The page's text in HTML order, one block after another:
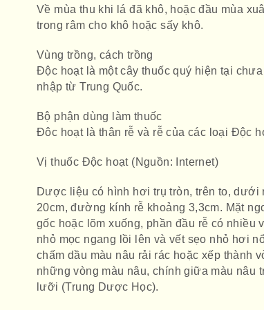
Về mùa thu khi lá đã khô, hoặc đầu mùa
trong râm cho khô hoặc sấy khô.
Vùng trồng, cách trồng
Độc hoạt là một cây thuốc quý hiện tại
nhập từ Trung Quốc.
Bộ phận dùng làm thuốc
Đôc hoạt là thân rễ và rễ của các loại Độc
Vị thuốc Độc hoạt (Nguồn: Internet)
Dược liệu có hình hơi trụ tròn, trên to,
20cm, đường kính rễ khoảng 3,3cm. Mặt
gốc hoặc lõm xuống, phần đầu rễ có nhiều
nhỏ mọc ngang lồi lên và vết sẹo nhỏ hơi
chấm dầu màu nâu rải rác hoặc xếp thành
những vòng màu nâu, chính giữa màu nâu
lưỡi (Trung Dược Học).